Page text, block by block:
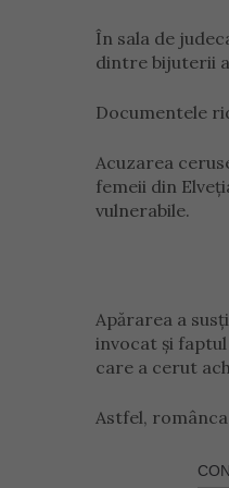
În sala de
dintre bijuterii
Documentele
Acuzarea
femeii din
vulnerabile.
Apărarea a
invocat și
care a cerut
Astfel,